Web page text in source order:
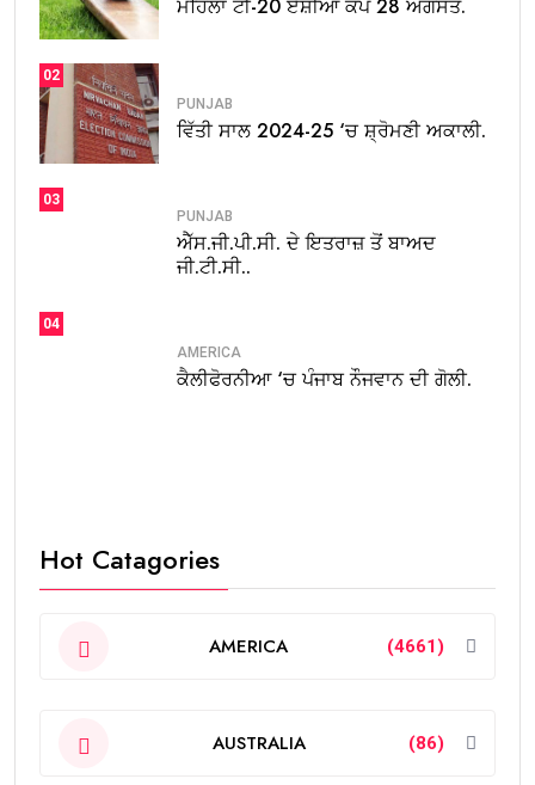
ਮਹਿਲਾ ਟੀ-20 ਏਸ਼ੀਆ ਕੱਪ 28 ਅਗਸਤ.
02
PUNJAB
ਵਿੱਤੀ ਸਾਲ 2024-25 ‘ਚ ਸ਼੍ਰੋਮਣੀ ਅਕਾਲੀ.
03
PUNJAB
ਐੱਸ.ਜੀ.ਪੀ.ਸੀ. ਦੇ ਇਤਰਾਜ਼ ਤੋਂ ਬਾਅਦ
ਜੀ.ਟੀ.ਸੀ..
04
AMERICA
ਕੈਲੀਫੋਰਨੀਆ ‘ਚ ਪੰਜਾਬ ਨੌਜਵਾਨ ਦੀ ਗੋਲੀ.
Hot Catagories
AMERICA (4661)
AUSTRALIA (86)